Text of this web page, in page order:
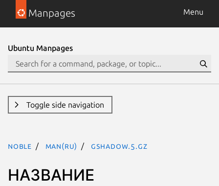
Manpages Menu
Ubuntu Manpages
Toggle side navigation
noble man(ru) gshadow.5.gz
НАЗВАНИЕ